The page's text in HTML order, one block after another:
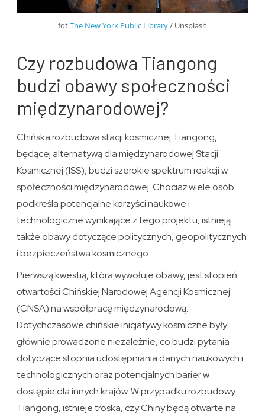
fot.The New York Public Library/ Unsplash
Czy rozbudowa Tiangong
budzi obawy społeczności
międzynarodowej?
Chińska rozbudowa stacji kosmicznej Tiangong,
będącej alternatywą dla międzynarodowej Stacji
Kosmicznej (ISS), budzi szerokie spektrum reakcji w
społeczności międzynarodowej. Chociaż wiele osób
podkreśla potencjalne korzyści naukowe i
technologiczne wynikające z tego projektu, istnieją
także obawy dotyczące politycznych, geopolitycznych
i bezpieczeństwa kosmicznego.
Pierwszą kwestią, która wywołuje obawy, jest stopień
otwartości Chińskiej Narodowej Agencji Kosmicznej
(CNSA) na współpracę międzynarodową.
Dotychczasowe chińskie inicjatywy kosmiczne były
głównie prowadzone niezależnie, co budzi pytania
dotyczące stopnia udostępniania danych naukowych i
technologicznych oraz potencjalnych barier w
dostępie dla innych krajów. W przypadku rozbudowy
Tiangong, istnieje troska, czy Chiny będą otwarte na